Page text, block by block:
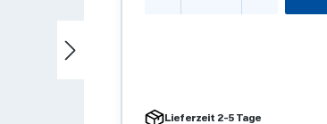
Lieferzeit 2-5 Tage